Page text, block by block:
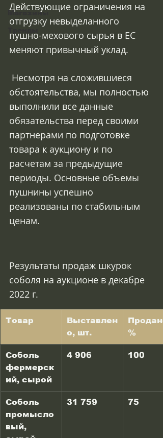
Магазины
Действующие ограничения на
отгрузку невыделанного
пушно-мехового сырья в ЕС
меняют привычный уклад.
обстоятельства, мы полностью
выполнили все данные
обязательства перед своими
партнерами по подготовке
товара к аукциону и по
расчетам за предыдущие
периоды. Основные объемы
пушнины успешно
реализованы по стабильным
ценам.
Результаты продаж шкурок
соболя на аукционе в декабре
2022 г.
Товар
Выставлен
о, шт.
%
Соболь
фермерск
ий, сырой
4 906 100
Соболь
промысло
вый,
31 759 75